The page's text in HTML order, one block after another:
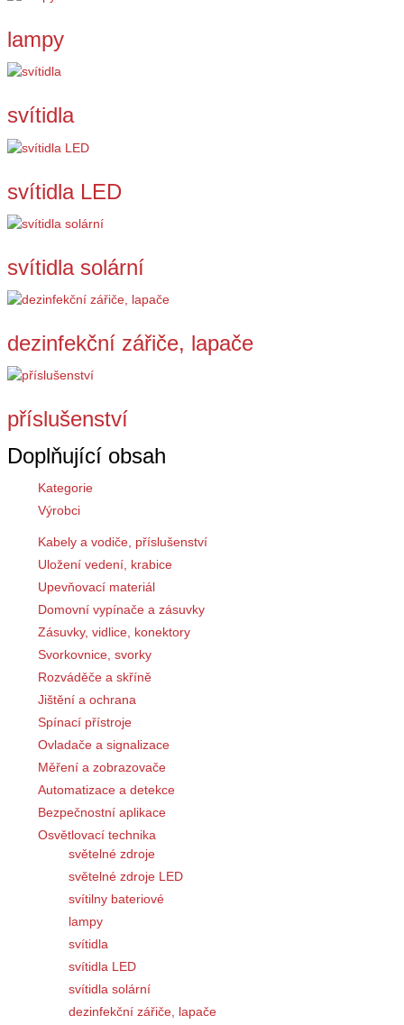
lampy
svítidla
svítidla LED
svítidla solární
dezinfekční zářiče, lapače
příslušenství
Doplňující obsah
Kategorie
Výrobci
Kabely a vodiče, příslušenství
Uložení vedení, krabice
Upevňovací materiál
Domovní vypínače a zásuvky
Zásuvky, vidlice, konektory
Svorkovnice, svorky
Rozváděče a skříně
Jištění a ochrana
Spínací přístroje
Ovladače a signalizace
Měření a zobrazovače
Automatizace a detekce
Bezpečnostní aplikace
Osvětlovací technika
světelné zdroje
světelné zdroje LED
svítilny bateriové
lampy
svítidla
svítidla LED
svítidla solární
dezinfekční zářiče, lapače